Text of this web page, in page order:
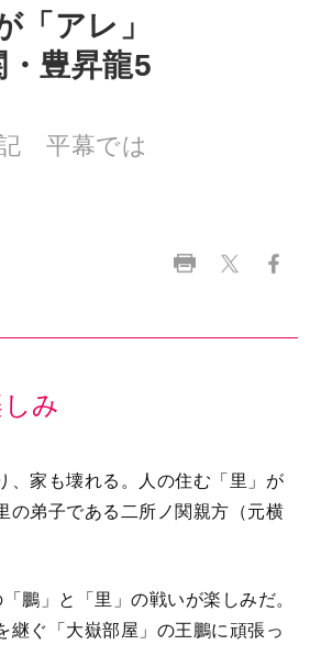
「アレ」
豊昇龍5
記 平幕では
み
、家も壊れる。人の住む「里」が
の弟子である二所ノ関親方（元横
鵬」と「里」の戦いが楽しみだ。
継ぐ「大嶽部屋」の王鵬に頑張っ